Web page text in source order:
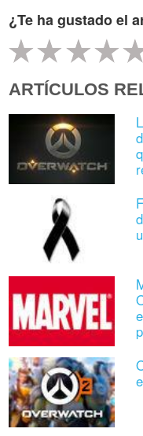
¿Te ha gustado el
ARTÍCULOS